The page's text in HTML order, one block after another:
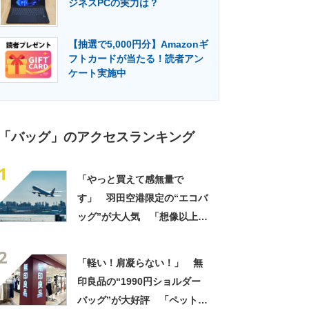
メディア 建設×テクノロジーの最前線
ジネスPCの実力は？
【抽選で5,000円分】Amazonギ
フトカードが当たる！読者アン
ケート実施中
バッグ」のアクセスランキング
「やっと買えて感無量で
す」 羽田空港限定の“エコバ
ッグ”が大人気 「想像以上に
「軽い！肩凝らない！」 無
印良品の“1990円ショルダー
バッグ”が大好評 「ペットボ